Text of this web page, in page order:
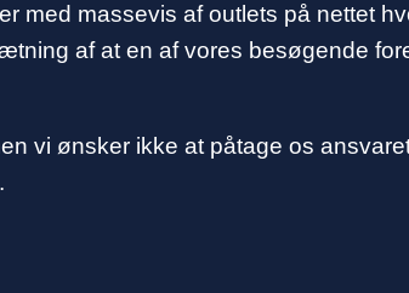
med massevis af outlets på nettet
af at en af vores besøgende
vi ønsker ikke at påtage os